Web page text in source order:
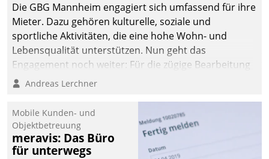
Die GBG Mannheim engagiert sich umfassend für ihre
Mieter. Dazu gehören kulturelle, soziale und
sportliche Aktivitäten, die eine hohe Wohn- und
Lebensqualität unterstützen. Nun geht das
Engagement noch weiter: Für die zügige Bearbeitung
von Beschwerden – oder Lob – richtet das
und Beschwerde-Management einen eigenen Kanal
ein.
Andreas Lerchner
Mobile Kunden- und
Objektbetreuung
meravis: Das Büro
für unterwegs